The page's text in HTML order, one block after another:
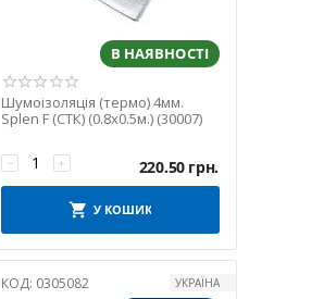
В НАЯВНОСТІ
Шумоізоляція (термо) 4мм.
Splen F (СТК) (0.8x0.5м.) (30007)
+
− 220.50 грн.
У КОШИК
КОД: 0305082
УКРАЇНА